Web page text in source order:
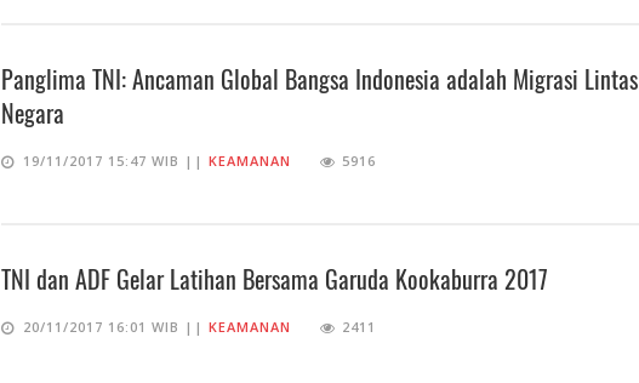
Panglima TNI: Ancaman Global Bangsa Indonesia adalah Migrasi Lintas
Negara
19/11/2017 15:47 WIB || KEAMANAN 5916
TNI dan ADF Gelar Latihan Bersama Garuda Kookaburra 2017
20/11/2017 16:01 WIB || KEAMANAN 2411